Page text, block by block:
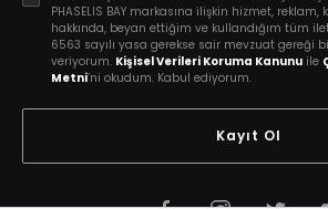
PHASELIS BAY markasına ilişkin hizmet,
hakkında, beyan ettiğim ve kullandığım tüm
6563 sayılı yasa gerekse sair mevzuat gereği
veriyorum. Kişisel Verileri Koruma Kanunu ile
Metni’ni okudum. Kabul ediyorum.
Kayıt Ol